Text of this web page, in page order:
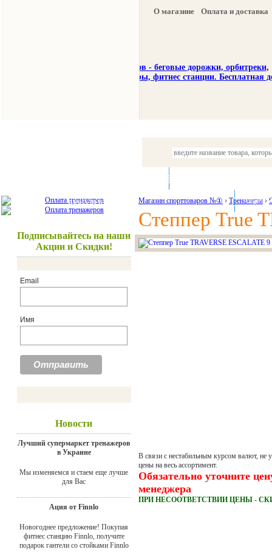
О магазине Оплата и доставка
Красота и здоровье Акции и
Подписывайтесь на наши
Акции и Скидки!
Email
Имя
Новости
Лучший супермаркет тренажеров
в Украине
Мы изменяемся и стаем еще лучше
для Вас
Ация от Finnlo
Новогоднее предложение! Покупая
фитнес станцию Finnlo, получите
подарок гантели со стойками Finnlo
Магазин спорттоваров №① › Тренажеры ›
Степпер True
В связи с нестабильным курсом валют, не
цены на весь ассортимент.
Обязательно уточните
менеджера
ПРИ НЕСООТВЕТСТВИИ ЦЕНЫ -